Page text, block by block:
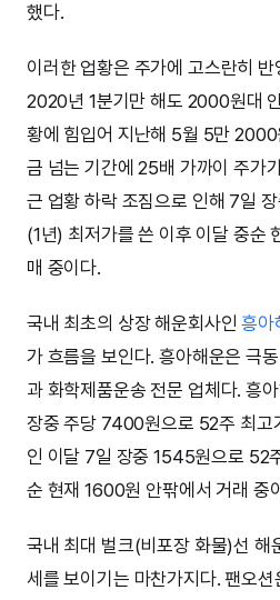
했다.
이러한 업황은 주가에 고스란히
2020년 1분기만 해도 2000원대
황에 힘입어 지난해 5월 5만 2000
금 넘는 기간에 25배 가까이 주가
근 업황 하락 조짐으로 인해 7일
(1년) 최저가를 쓴 이후 이달 중순
매 중이다.
국내 최초의 상장 해운회사인흥아
가 흐름을 보인다. 흥아해운은 극
과 화학제품운송 전문 업체다. 흥
장중 주당 7400원으로 52주 최고
인 이달 7일 장중 1545원으로 52
순 현재 1600원 안팎에서 거래 중
국내 최대 벌크(비포장 화물)선 해
세를 보이기는 마찬가지다. 팬오